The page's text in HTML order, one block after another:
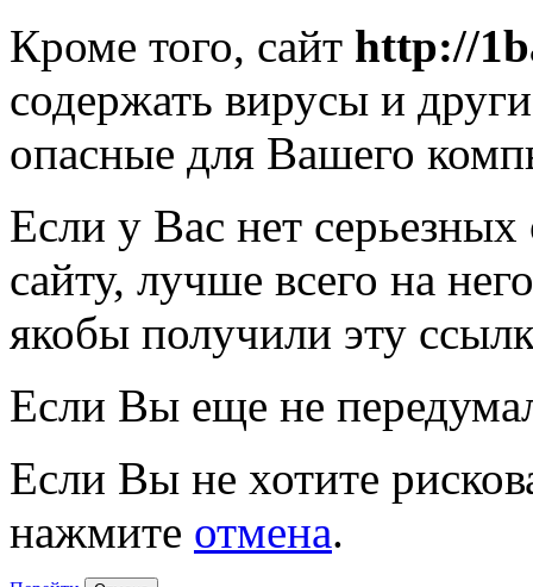
Кроме того, сайт http://
содержать вирусы и
опасные для Вашего
Если у Вас нет
сайту, лучше всего на
якобы получили эту
Если Вы еще не
Если Вы не хотите
нажмите отмена.